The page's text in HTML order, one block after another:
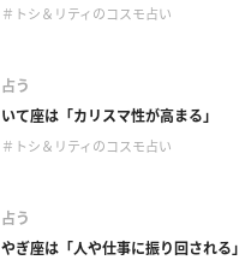
＃トシ＆リティのコスモ占い
占う
いて座は「カリスマ性が高まる」
＃トシ＆リティのコスモ占い
占う
やぎ座は「人や仕事に振り回される」